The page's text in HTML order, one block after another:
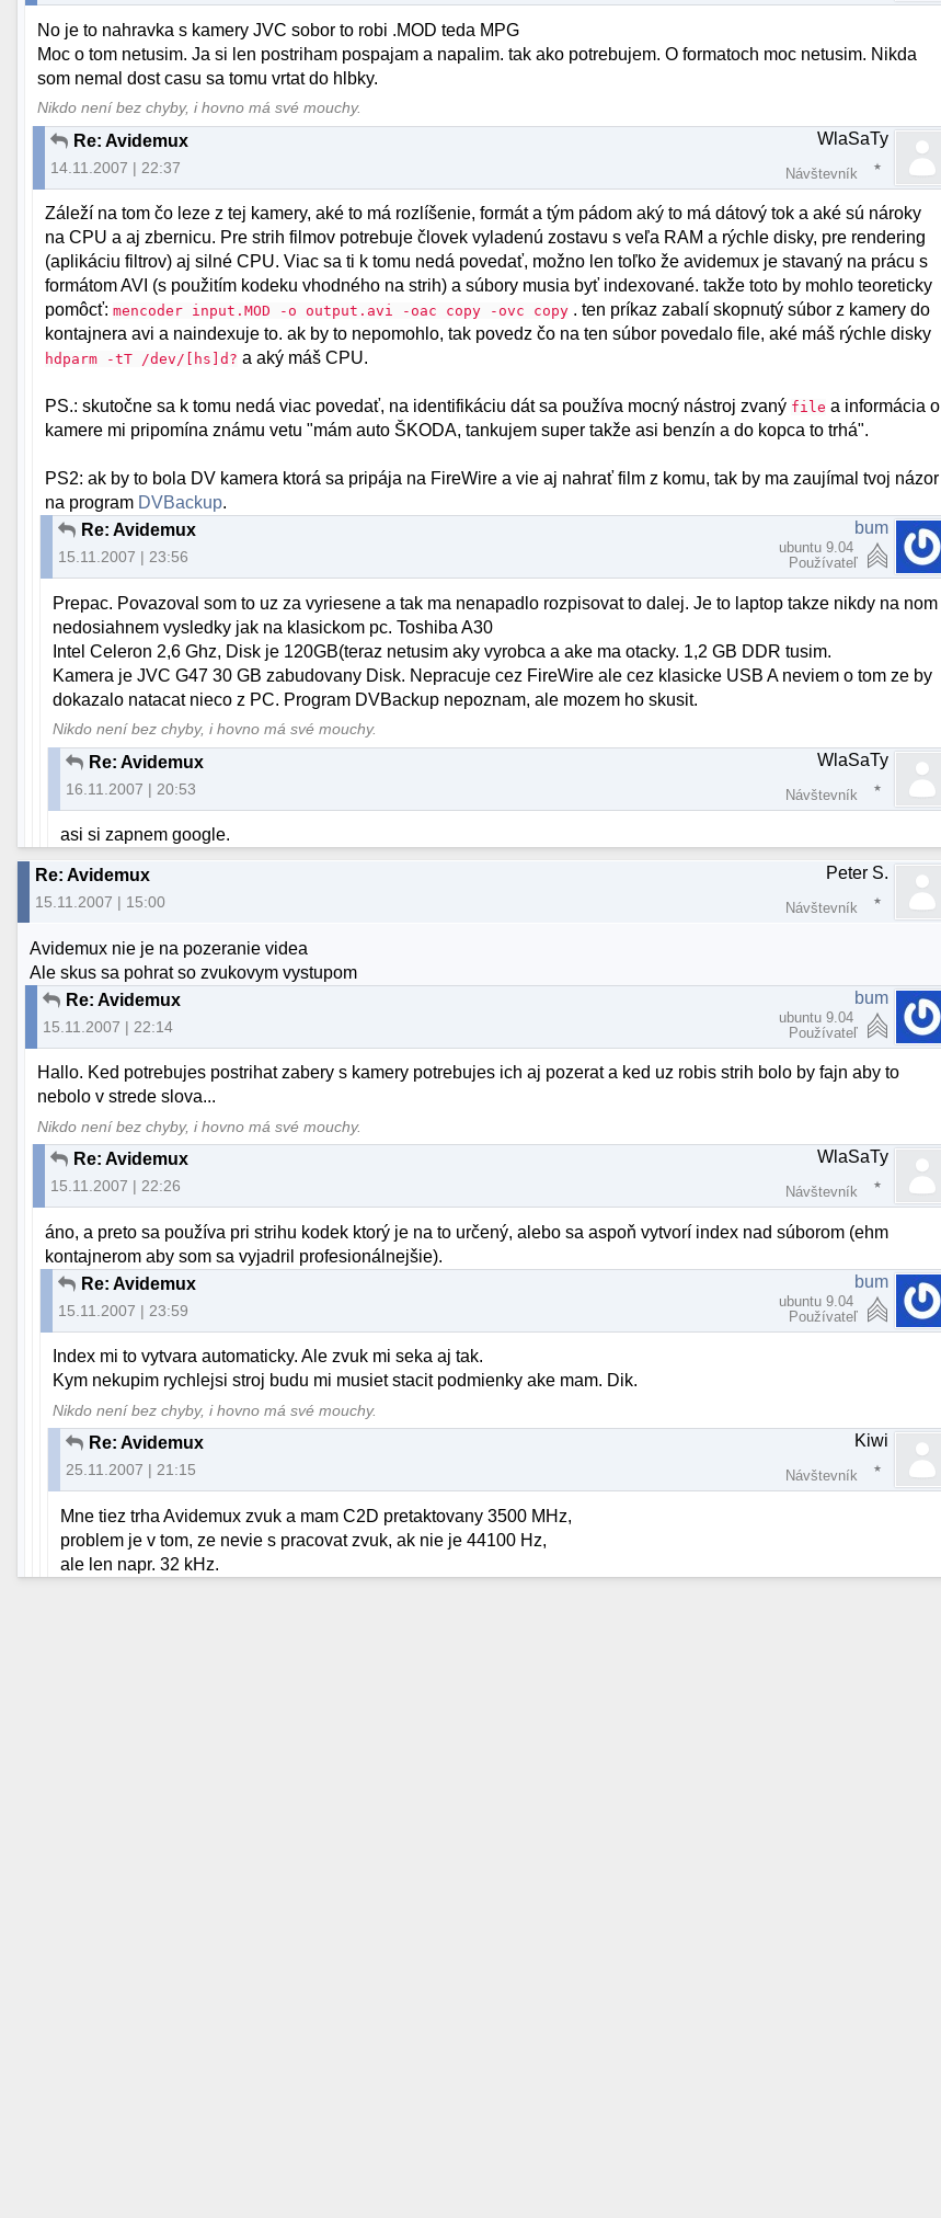
No je to nahravka s kamery JVC sobor to robi .MOD teda MPG
Moc o tom netusim. Ja si len postriham pospajam a napalim. tak ako potrebujem. O formatoch moc netusim. Nikda
som nemal dost casu sa tomu vrtat do hlbky.
Nikdo není bez chyby, i hovno má své mouchy.
Re: Avidemux
14.11.2007 | 22:37
WlaSaTy
Návštevník
Záleží na tom čo leze z tej kamery, aké to má rozlíšenie, formát a tým pádom aký to má dátový tok a aké sú nároky
na CPU a aj zbernicu. Pre strih filmov potrebuje človek vyladenú zostavu s veľa RAM a rýchle disky, pre rendering
(aplikáciu filtrov) aj silné CPU. Viac sa ti k tomu nedá povedať, možno len toľko že avidemux je stavaný na prácu s
formátom AVI (s použitím kodeku vhodného na strih) a súbory musia byť indexované. takže toto by mohlo teoreticky
pomôcť:mencoder input.MOD -o output.avi -oac copy -ovc copy . ten príkaz zabalí skopnutý súbor z kamery do
kontajnera avi a naindexuje to. ak by to nepomohlo, tak povedz čo na ten súbor povedalo file, aké máš rýchle disky
hdparm -tT /dev/[hs]d? a aký máš CPU.
PS.: skutočne sa k tomu nedá viac povedať, na identifikáciu dát sa používa mocný nástroj zvaný file a informácia o
kamere mi pripomína známu vetu "mám auto ŠKODA, tankujem super takže asi benzín a do kopca to trhá".
PS2: ak by to bola DV kamera ktorá sa pripája na FireWire a vie aj nahrať film z komu, tak by ma zaujímal tvoj názor
na program DVBackup.
Re: Avidemux
15.11.2007 | 23:56
bum
ubuntu 9.04
Používateľ
Prepac. Povazoval som to uz za vyriesene a tak ma nenapadlo rozpisovat to dalej. Je to laptop takze nikdy na nom
nedosiahnem vysledky jak na klasickom pc. Toshiba A30
Intel Celeron 2,6 Ghz, Disk je 120GB(teraz netusim aky vyrobca a ake ma otacky. 1,2 GB DDR tusim.
Kamera je JVC G47 30 GB zabudovany Disk. Nepracuje cez FireWire ale cez klasicke USB A neviem o tom ze by
dokazalo natacat nieco z PC. Program DVBackup nepoznam, ale mozem ho skusit.
Nikdo není bez chyby, i hovno má své mouchy.
Re: Avidemux
16.11.2007 | 20:53
WlaSaTy
Návštevník
asi si zapnem google.
Re: Avidemux
15.11.2007 | 15:00
Peter S.
Návštevník
Avidemux nie je na pozeranie videa
Ale skus sa pohrat so zvukovym vystupom
Re: Avidemux
15.11.2007 | 22:14
bum
ubuntu 9.04
Používateľ
Hallo. Ked potrebujes postrihat zabery s kamery potrebujes ich aj pozerat a ked uz robis strih bolo by fajn aby to
nebolo v strede slova...
Nikdo není bez chyby, i hovno má své mouchy.
Re: Avidemux
15.11.2007 | 22:26
WlaSaTy
Návštevník
áno, a preto sa používa pri strihu kodek ktorý je na to určený, alebo sa aspoň vytvorí index nad súborom (ehm
kontajnerom aby som sa vyjadril profesionálnejšie).
Re: Avidemux
15.11.2007 | 23:59
bum
ubuntu 9.04
Používateľ
Index mi to vytvara automaticky. Ale zvuk mi seka aj tak.
Kym nekupim rychlejsi stroj budu mi musiet stacit podmienky ake mam. Dik.
Nikdo není bez chyby, i hovno má své mouchy.
Re: Avidemux
25.11.2007 | 21:15
Kiwi
Návštevník
Mne tiez trha Avidemux zvuk a mam C2D pretaktovany 3500 MHz,
problem je v tom, ze nevie s pracovat zvuk, ak nie je 44100 Hz,
ale len napr. 32 kHz.